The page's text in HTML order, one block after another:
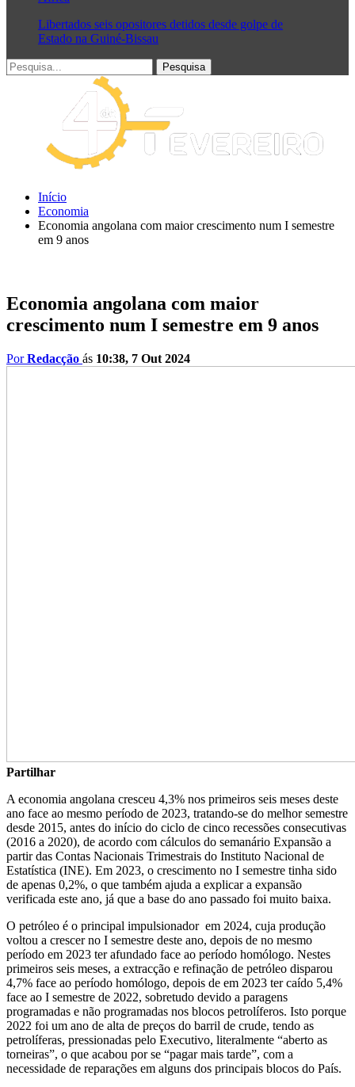
Libertados seis opositores detidos desde golpe de
Estado na Guiné-Bissau
Início
Economia
Economia angolana com maior crescimento num I semestre
em 9 anos
Economia angolana com maior
crescimento num I semestre em 9 anos
PorRedacção ás 10:38, 7 Out 2024
Partilhar
A economia angolana cresceu 4,3% nos primeiros seis meses deste
ano face ao mesmo período de 2023, tratando-se do melhor semestre
desde 2015, antes do início do ciclo de cinco recessões consecutivas
(2016 a 2020), de acordo com cálculos do semanário Expansão a
partir das Contas Nacionais Trimestrais do Instituto Nacional de
Estatística (INE). Em 2023, o crescimento no I semestre tinha sido
de apenas 0,2%, o que também ajuda a explicar a expansão
verificada este ano, já que a base do ano passado foi muito baixa.
O petróleo é o principal impulsionador em 2024, cuja produção
voltou a crescer no I semestre deste ano, depois de no mesmo
período em 2023 ter afundado face ao período homólogo. Nestes
primeiros seis meses, a extracção e refinação de petróleo disparou
4,7% face ao período homólogo, depois de em 2023 ter caído 5,4%
face ao I semestre de 2022, sobretudo devido a paragens
programadas e não programadas nos blocos petrolíferos. Isto porque
2022 foi um ano de alta de preços do barril de crude, tendo as
petrolíferas, pressionadas pelo Executivo, literalmente “aberto as
torneiras”, o que acabou por se “pagar mais tarde”, com a
necessidade de reparações em alguns dos principais blocos do País.